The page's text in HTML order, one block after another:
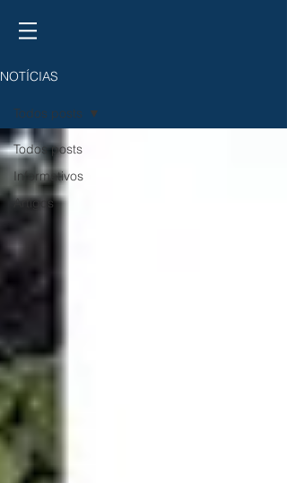
NOTÍCIAS
Todos posts
Informativos
Artigos
Todos posts